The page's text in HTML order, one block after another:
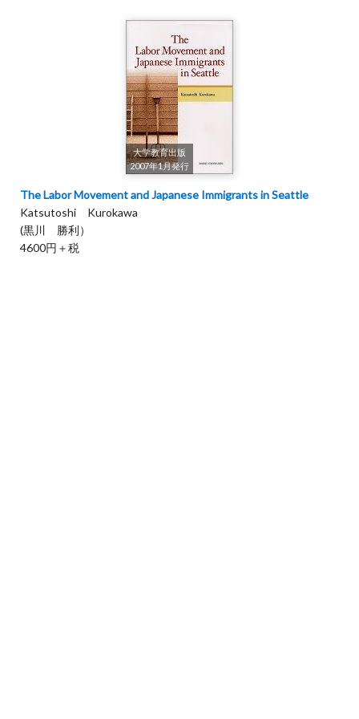
大学教育出版
2007年1月発行
The Labor Movement and Japanese Immigrants in Seattle
Katsutoshi Kurokawa
(黒川 勝利）
4600円＋税